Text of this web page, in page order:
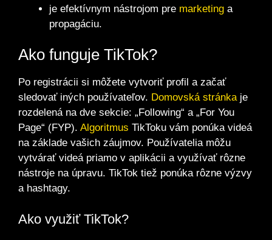
je efektívnym nástrojom pre marketing a
propagáciu.
Ako funguje TikTok?
Po registrácii si môžete vytvoriť profil a začať
sledovať iných používateľov. Domovská stránkaje
rozdelená na dve sekcie: „Following“ a „For You
Page“ (FYP). Algoritmus TikToku vám ponúka videá
na základe vašich záujmov. Používatelia môžu
vytvárať videá priamo v aplikácii a využívať rôzne
nástroje na úpravu. TikTok tiež ponúka rôzne výzvy
a hashtagy.
Ako využiť TikTok?